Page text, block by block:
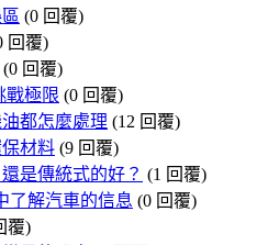
(0 回覆)
回覆)
(0 回覆)
戰極限 (0 回覆)
都怎麼處理 (12 回覆)
材料 (9 回覆)
是傳統式的好？ (1 回覆)
了解汽車的信息 (0 回覆)
覆)